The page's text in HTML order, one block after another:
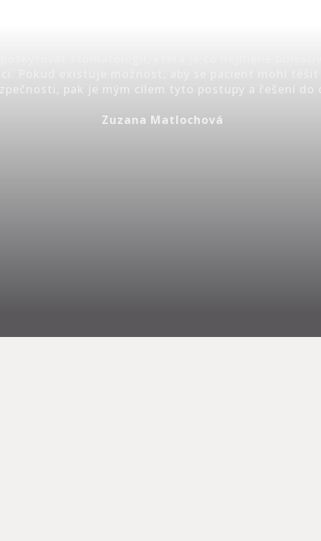
pak je mým cílem tyto postupy a řešení do
Zuzana Matlochová